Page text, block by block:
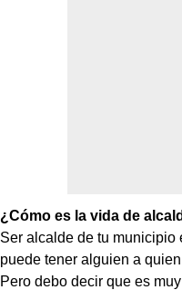
¿Cómo es la vida de
Ser alcalde de tu municipio
puede tener alguien a
Pero debo decir que es